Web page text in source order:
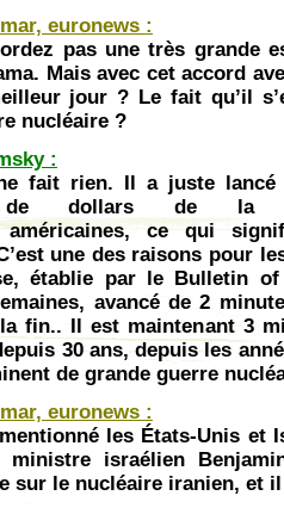
euronews :
pas une très grande
Mais avec cet accord
jour ? Le fait qu’il
nucléaire ?
:
fait rien. Il a juste lancé
dollars de la
ce qui
une des raisons pour
établie par le Bulletin
avancé de 2
fin.. Il est maintenant 3
30 ans, depuis les
de grande guerre
euronews :
les États-Unis et
ministre israélien
sur le nucléaire iranien, et